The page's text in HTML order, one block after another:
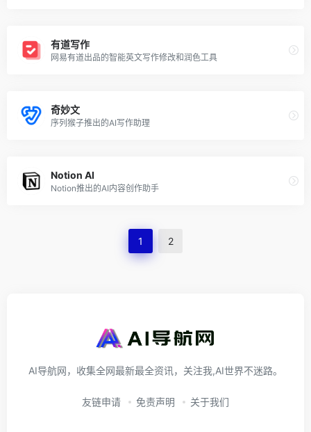
有道写作
网易有道出品的智能英文写作修改和润色工具
奇妙文
序列猴子推出的AI写作助理
Notion AI
Notion推出的AI内容创作助手
1 2
AI导航网，收集全网最新最全资讯，关注我,AI世界不迷路。
友链申请 免责声明 关于我们